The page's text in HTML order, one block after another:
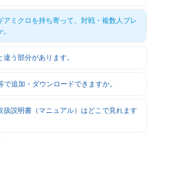
アミクロを持ち寄って、対戦・複数人プレ
う部分があります。
追加・ダウンロードできますか。
扱説明書（マニュアル）はどこで見れます